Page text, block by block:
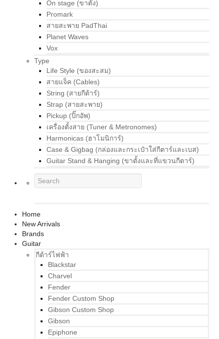
On stage (ขาตั้ง)
Promark
สายสะพาย PadThai
Planet Waves
Vox
Type
Life Style (ของสะสม)
สายแจ็ค (Cables)
String (สายกีต้าร์)
Strap (สายสะพาย)
Pickup (ปิ๊กอัพ)
เครื่องตั้งสาย (Tuner & Metronomes)
Harmonicas (ฮาโมนิการ์)
Case & Gigbag (กล่องและกระเป๋าใส่กีตาร์และเบส)
Guitar Stand & Hanging (ขาตั้งและที่แขวนกีตาร์)
Home
New Arrivals
Brands
Guitar
กีต้าร์ไฟฟ้า
Blackstar
Charvel
Fender
Fender Custom Shop
Gibson Custom Shop
Gibson
Epiphone